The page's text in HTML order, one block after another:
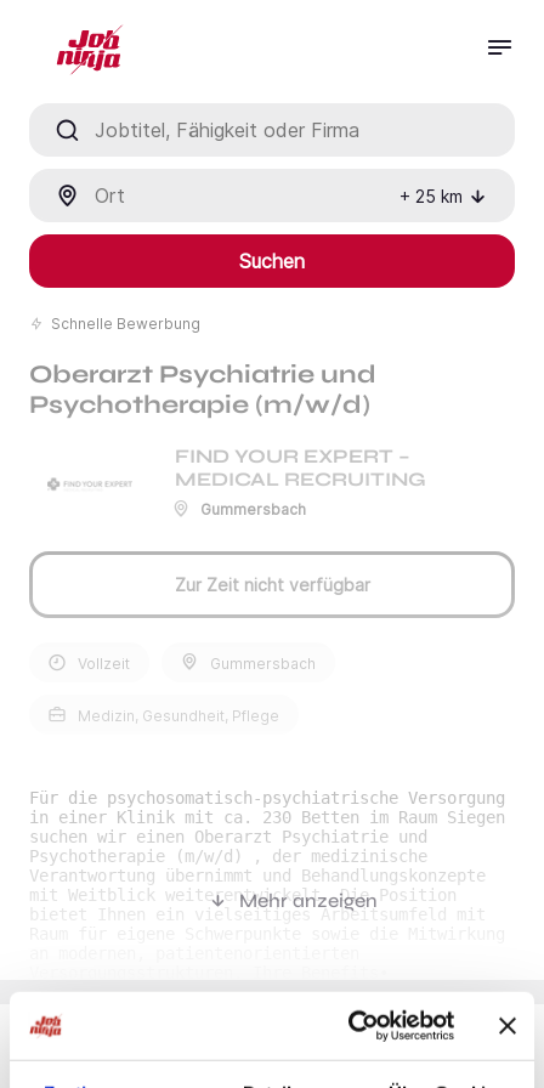
+ 25 km
Suchen
Schnelle Bewerbung
Oberarzt Psychiatrie und
Psychotherapie (m/w/d)
FIND YOUR EXPERT –
MEDICAL RECRUITING
Gummersbach
Zur Zeit nicht verfügbar
Vollzeit Gummersbach
Medizin, Gesundheit, Pflege
Für die psychosomatisch-psychiatrische Versorgung
in einer Klinik mit ca. 230 Betten im Raum Siegen
suchen wir einen Oberarzt Psychiatrie und
Psychotherapie (m/w/d) , der medizinische
Verantwortung übernimmt und Behandlungskonzepte
mit Weitblick weiterentwickelt. Die Position
bietet Ihnen ein vielseitiges Arbeitsumfeld mit
Verantwortungsvolle Position: Sie übernehmen eine
fachlich anspruchsvolle Aufgabe mit klaren
Entwicklungsmöglichkeiten in einem stabilen
Mehr anzeigen